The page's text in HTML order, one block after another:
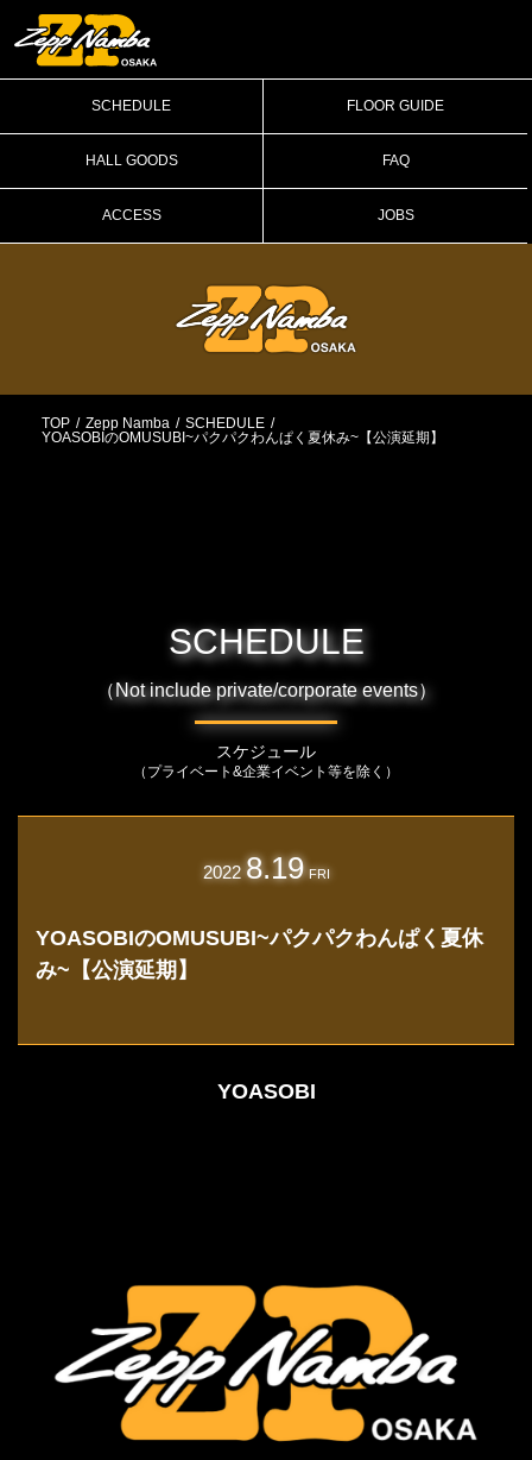
SCHEDULE FLOOR GUIDE
HALL GOODS FAQ
ACCESS JOBS
TOP Zepp Namba
SCHEDULE
YOASOBIのOMUSUBI~パクパクわんぱく夏休み~【公演延期】
SCHEDULE
（Not include private/corporate events）
スケジュール
（プライベート&企業イベント等を除く）
2022 8.19 FRI
YOASOBIのOMUSUBI~パクパクわんぱく夏休
み~【公演延期】
YOASOBI